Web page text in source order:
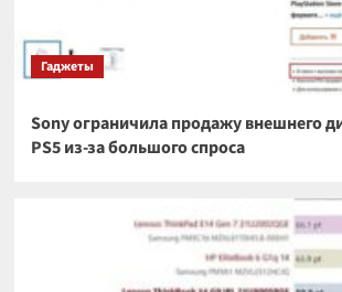
Гаджеты
Sony ограничила продажу внешнего
PS5 из-за большого спроса